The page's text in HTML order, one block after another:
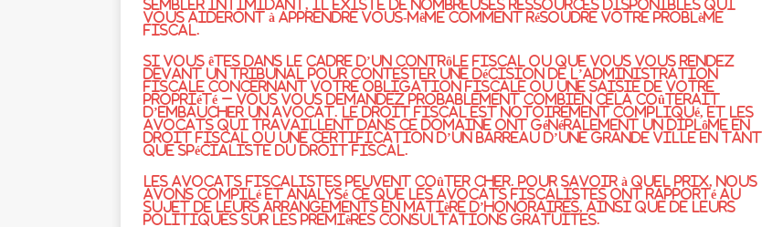
sembler intimidant, il existe de nombreuses ressources disponibles qui
vous aideront à apprendre vous-même comment résoudre votre problème
fiscal.
Si vous êtes dans le cadre d’un contrôle fiscal ou que vous vous rendez
devant un tribunal pour contester une décision de l’administration
fiscale concernant votre obligation fiscale ou une saisie de votre
propriété – vous vous demandez probablement combien cela coûterait
d’embaucher un avocat. Le droit fiscal est notoirement compliqué, et les
avocats qui travaillent dans ce domaine ont généralement un diplôme en
droit fiscal ou une certification d’un barreau d’une grande ville en tant
que spécialiste du droit fiscal.
Les avocats fiscalistes peuvent coûter cher. Pour savoir à quel prix, nous
avons compilé et analysé ce que les avocats fiscalistes ont rapporté au
sujet de leurs arrangements en matière d’honoraires, ainsi que de leurs
politiques sur les premières consultations gratuites.